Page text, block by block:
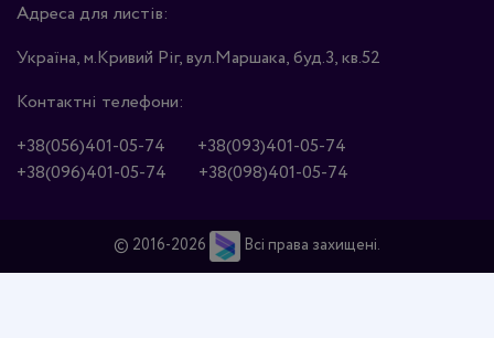
Адреса для листів:
Україна, м.Кривий Ріг, вул.Маршака, буд.3, кв.52
Контактні телефони:
+38(056)401-05-74
+38(093)401-05-74
+38(096)401-05-74
+38(098)401-05-74
© 2016-2026 Всі права захищені.